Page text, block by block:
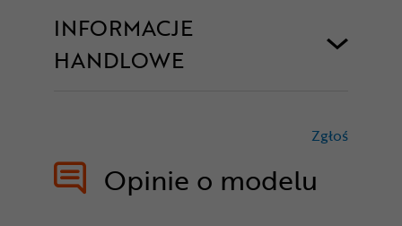
INFORMACJE
HANDLOWE
Opinie o modelu
Zgłoś